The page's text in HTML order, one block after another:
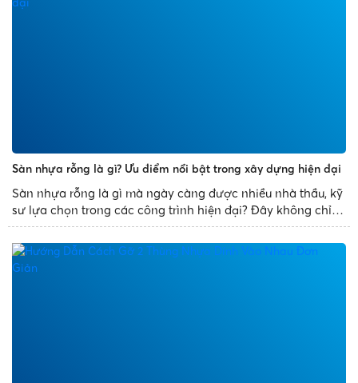
Sàn nhựa rỗng là gì? Ưu điểm nổi bật trong xây dựng hiện đại
Sàn nhựa rỗng là gì mà ngày càng được nhiều nhà thầu, kỹ
sư lựa chọn trong các công trình hiện đại? Đây không chỉ là
giải pháp thay thế cho sàn bê tông truyền thống mà còn
mang đến nhiều ưu điểm vượt trội như giảm trọng tải...